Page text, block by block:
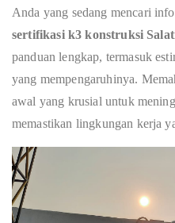
Anda yang sedang mencari
sertifikasi k3 konstruksi
panduan lengkap, termasuk
yang mempengaruhinya.
awal yang krusial untuk
memastikan lingkungan kerja